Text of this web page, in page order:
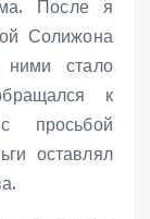
После я
Солижона
ними стало
к
просьбой
оставлял